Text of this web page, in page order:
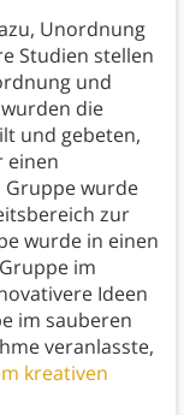
Unordnung
Studien stellen
und
die
und gebeten,
einen
Gruppe wurde
zur
wurde in einen
im
Ideen
im sauberen
veranlasste,
kreativen